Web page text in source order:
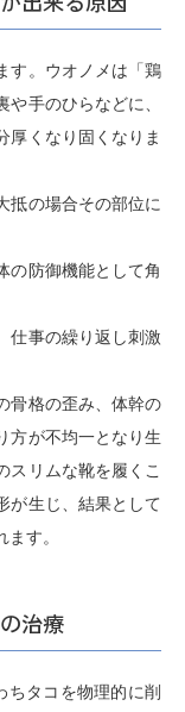
す。ウオノメは「鶏
手のひらなどに、
厚くなり固くなりま
抵の場合その部位に
の防御機能として角
仕事の繰り返し刺激
骨格の歪み、体幹の
方が不均一となり生
スリムな靴を履くこ
が生じ、結果として
す。
治療
ちタコを物理的に削